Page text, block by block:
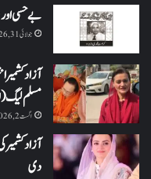
بے حسی اور
جولائی 31, 2026
آزاد
مسلم لیگ
اگست 2, 2026
آزاد کشمیر
دی